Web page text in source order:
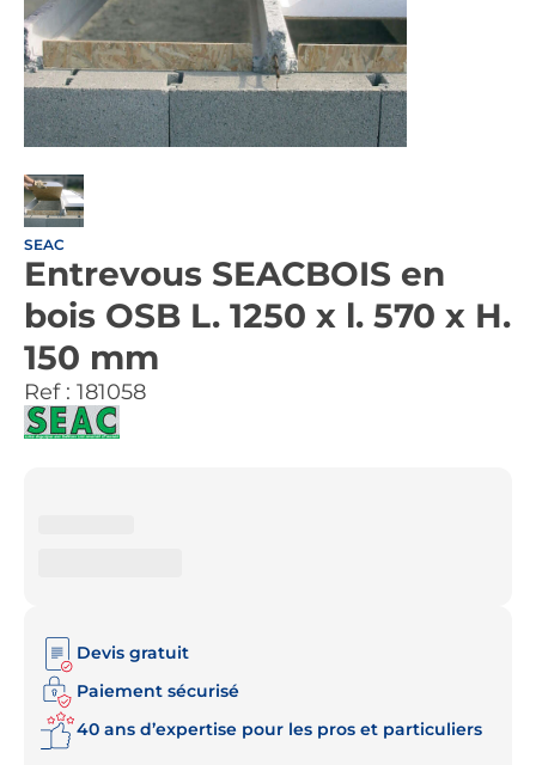
SEAC
Entrevous SEACBOIS en
bois OSB L. 1250 x l. 570 x H.
150 mm
Ref : 181058
Devis gratuit
Paiement sécurisé
40 ans d’expertise pour les pros et particuliers